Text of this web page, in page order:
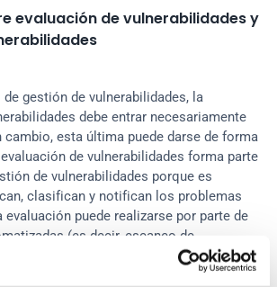
evaluación de vulnerabilidades y
gestión de vulnerabilidades, la
debe entrar necesariamente
cambio, esta última puede darse de forma
de vulnerabilidades forma parte
de vulnerabilidades porque es
clasifican y notifican los problemas
evaluación puede realizarse por parte de
(es decir, escaneo de
vulnerabilidades) o humanos (normalmente a través de